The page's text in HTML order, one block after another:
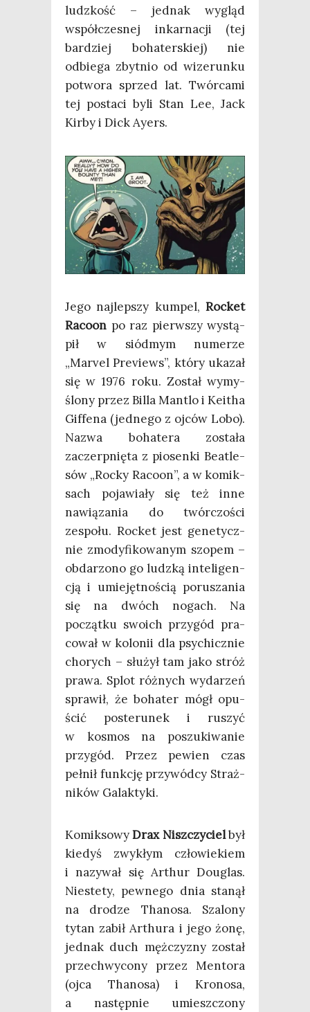
ludz­kość – jed­nak wygląd
współ­cze­snej inkar­na­cji (tej
bar­dziej boha­ter­skiej) nie
odbie­ga zbyt­nio od wize­run­ku
potwo­ra sprzed lat. Twór­ca­mi
tej posta­ci byli Stan Lee, Jack
Kir­by i Dick Ayers.
Jego naj­lep­szy kum­pel, Roc­ket
Raco­on po raz pierw­szy wystą­
pił w siód­mym nume­rze
„Marvel Pre­views”, któ­ry uka­zał
się w 1976 roku. Został wymy­
ślo­ny przez Bil­la Man­tlo i Keitha
Gif­fe­na (jed­ne­go z ojców Lobo).
Nazwa boha­te­ra zosta­ła
zaczerp­nię­ta z pio­sen­ki Beatle­
sów „Roc­ky Raco­on”, a w komik­
sach poja­wia­ły się też inne
nawią­za­nia do twór­czo­ści
zespo­łu. Roc­ket jest gene­tycz­
nie zmo­dy­fi­ko­wa­nym szo­pem –
obda­rzo­no go ludz­ką inte­li­gen­
cją i umie­jęt­no­ścią poru­sza­nia
się na dwóch nogach. Na
począt­ku swo­ich przy­gód pra­
co­wał w kolo­nii dla psy­chicz­nie
cho­rych – słu­żył tam jako stróż
pra­wa. Splot róż­nych wyda­rzeń
spra­wił, że boha­ter mógł opu­
ścić poste­ru­nek i ruszyć
w kosmos na poszu­ki­wa­nie
przy­gód. Przez pewien czas
peł­nił funk­cję przy­wód­cy Straż­
ni­ków Galaktyki.
Komik­so­wyDrax Nisz­czy­cielbył
kie­dyś zwy­kłym czło­wie­kiem
i nazy­wał się Arthur Douglas.
Nie­ste­ty, pew­ne­go dnia sta­nął
na dro­dze Tha­no­sa. Sza­lo­ny
tytan zabił Arthu­ra i jego żonę,
jed­nak duch męż­czy­zny został
prze­chwy­co­ny przez Men­to­ra
(ojca Tha­no­sa) i Kro­no­sa,
a następ­nie umiesz­czo­ny